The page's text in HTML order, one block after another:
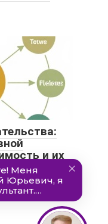
и их